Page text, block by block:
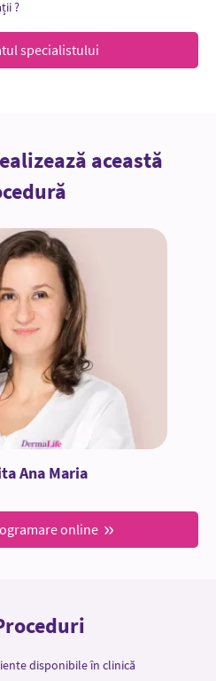
?
specialistului
această
Ana Maria
online
disponibile în clinică